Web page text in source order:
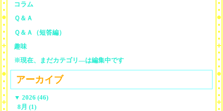
コラム
Ｑ＆Ａ
Ｑ＆Ａ（短答編）
趣味
※現在、まだカテゴリ—は編集中です
アーカイブ
▼ 2026 (46)
8月 (1)